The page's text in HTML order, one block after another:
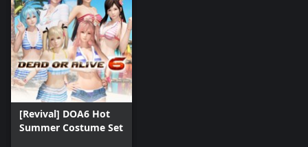
[Revival] DOA6 Hot
Summer Costume Set